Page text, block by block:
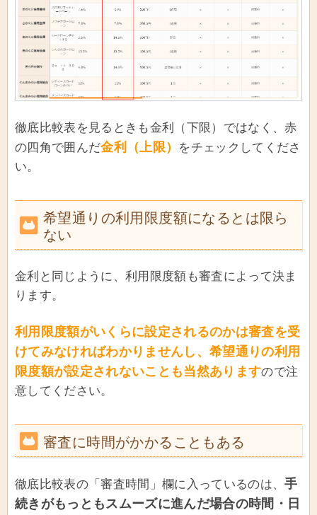
徹底比較表を見るときも金利（下限）ではなく、赤
の四角で囲んだ金利（上限）
をチェックしてくださ
い。
希望通りの利用限度額になるとは限ら
ない
金利と同じように、利用限度額も審査によって決ま
ります。
利用限度額がいくらに設定されるのかは審査を受
けてみなければわかりませんし、希望通りの利用
限度額が設定されないことも当然ありますので注
意してください。
審査に時間がかかることもある
徹底比較表の「審査時間」欄に入っているのは、手
続きがもっともスムーズに進んだ場合の時間・日